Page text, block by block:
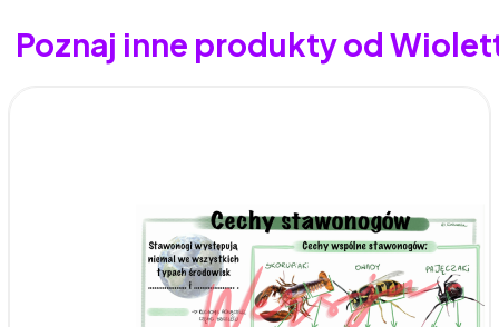
Poznaj inne produkty od